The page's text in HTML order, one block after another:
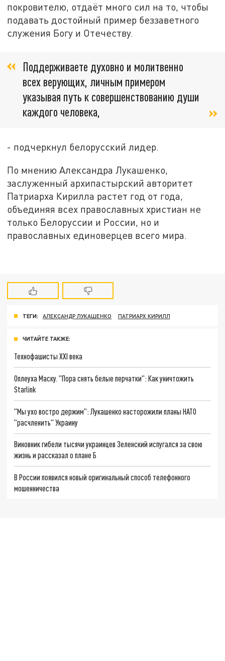
покровителю, отдаёт много сил на то, чтобы
подавать достойный пример беззаветного
служения Богу и Отечеству.
Поддерживаете духовно и молитвенно
всех верующих, личным примером
указывая путь к совершенствованию души
каждого человека,
- подчеркнул белорусский лидер.
По мнению Александра Лукашенко,
заслуженный архипастырский авторитет
Патриарха Кирилла растет год от года,
объединяя всех православных христиан не
только Белоруссии и России, но и
православных единоверцев всего мира.
ТЕГИ: АЛЕКСАНДР ЛУКАШЕНКО ПАТРИАРХ КИРИЛЛ
ЧИТАЙТЕ ТАКЖЕ:
Технофашисты XXI века
Оплеуха Маску. "Пора снять белые перчатки": Как уничтожить
Starlink
"Мы ухо востро держим": Лукашенко насторожили планы НАТО
"расчленить" Украину
Виновник гибели тысячи украинцев Зеленский испугался за свою
жизнь и рассказал о плане Б
В России появился новый оригинальный способ телефонного
мошенничества